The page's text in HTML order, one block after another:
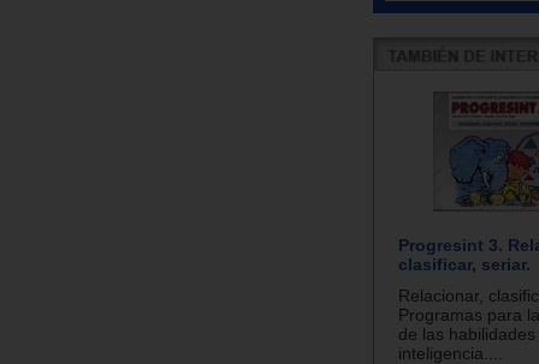
Progresint 3.
clasificar, seriar.
Relacionar,
Programas para
de las
inteligencia....